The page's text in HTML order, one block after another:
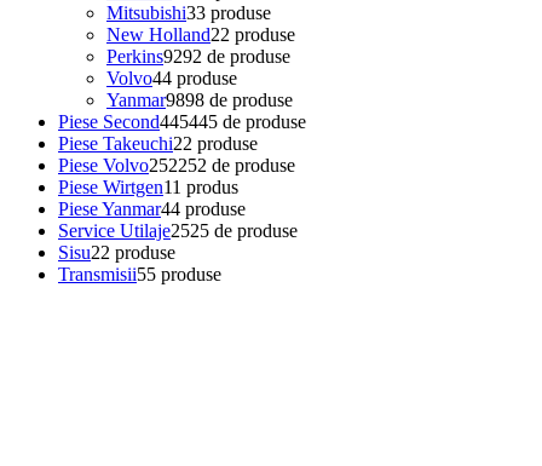
Mitsubishi33 produse
New Holland22 produse
Perkins9292 de produse
Volvo44 produse
Yanmar9898 de produse
Piese Second445445 de produse
Piese Takeuchi22 produse
Piese Volvo252252 de produse
Piese Wirtgen11 produs
Piese Yanmar44 produse
Service Utilaje2525 de produse
Sisu22 produse
Transmisii55 produse